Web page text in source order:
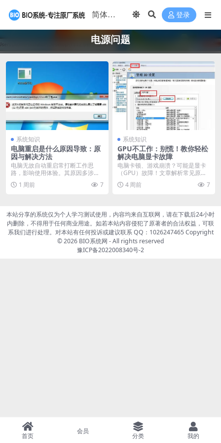
登录
电源问题
系统知识
电脑重启是什么原因导致：原
因与解决方法
电脑无故自动重启常打断工作思
路，影响使用体验。其原因多涉及
硬件故障（如电源、内存...
1 周前 7
系统知识
GPU不工作：别慌！教你轻松
解决电脑显卡故障
电脑卡顿、游戏崩溃？可能是显卡
（GPU）故障！文章解析常见原
因，如驱动损坏或不兼...
4 周前 7
本站分享的系统仅为个人学习测试使用，内容均来自互联网，请在下载后24小时
内删除，不得用于任何商业用途。如若本站内容侵犯了原著者的合法权益，可联
系我们进行处理。对本站有任何投诉或建议联系 QQ：1026247465 Copyright
© 2026 BIO系统网 - All rights reserved
豫ICP备2022008340号-2
首页
会员
分类 我的